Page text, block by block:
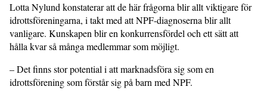
Lotta Nylund konstaterar att de här frågorna blir allt viktigare för
idrottsföreningarna, i takt med att NPF-diagno­serna blir allt
vanligare. Kunskapen blir en konkurrensfördel och ett sätt att
hålla kvar så många medlemmar som möjligt.
– Det finns stor potential i att mark­nadsföra sig som en
idrottsförening som förstår sig på barn med NPF.